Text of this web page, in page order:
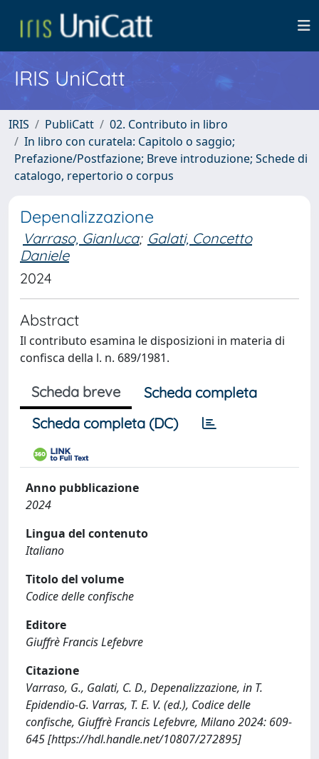
IRIS UniCatt
IRIS PubliCatt
02. Contributo in libro
In libro con curatela: Capitolo o saggio;
Prefazione/Postfazione; Breve introduzione; Schede di
catalogo, repertorio o corpus
Depenalizzazione
Varraso, Gianluca; Galati, Concetto
Daniele
2024
Abstract
Il contributo esamina le disposizioni in materia di
confisca della l. n. 689/1981.
Scheda breve
Scheda completa
Scheda completa (DC)
Anno pubblicazione
2024
Lingua del contenuto
Italiano
Titolo del volume
Codice delle confische
Editore
Giuffrè Francis Lefebvre
Citazione
Varraso, G., Galati, C. D., Depenalizzazione, in T.
Epidendio-G. Varras, T. E. V. (ed.), Codice delle
confische, Giuffrè Francis Lefebvre, Milano 2024: 609-
645 [https://hdl.handle.net/10807/272895]